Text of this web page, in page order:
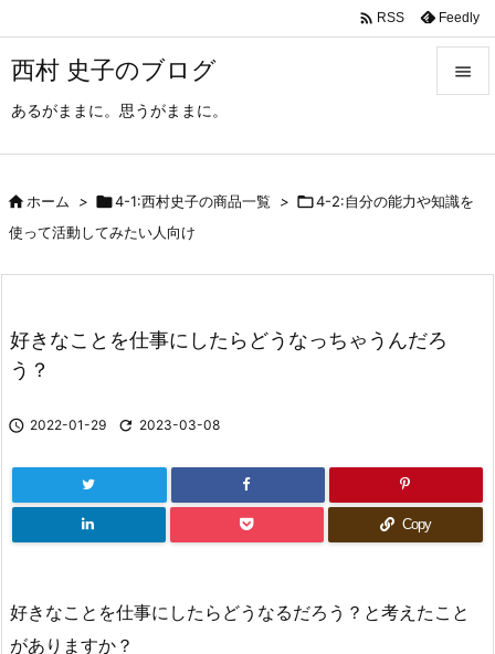
西村 史子のブログ
あるがままに。思うがままに。

サイド
 RSS Feedly
ホーム > 4-1:西村史子の商品一覧 > 4-2:自分の能力や知識を
使って活動してみたい人向け
好きなことを仕事にしたらどうなっちゃうんだろ
う？
 2022-01-29  2023-03-08
Copy
好きなことを仕事にしたらどうなるだろう？と考えたこと
がありますか？